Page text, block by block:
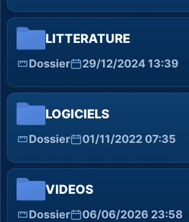
LITTERATURE
Dossier 29/12/2024 13:39
LOGICIELS
Dossier 01/11/2022 07:35
VIDEOS
Dossier 06/06/2026 23:58